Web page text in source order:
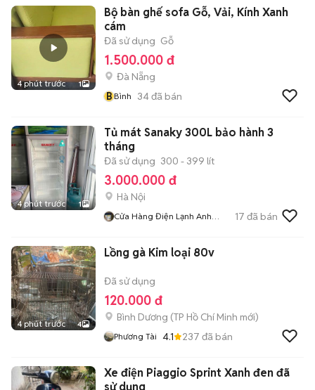
4 phút trước 1
Bộ bàn ghế sofa Gỗ, Vải, Kính Xanh
cám
Đã sử dụng Gỗ
1.500.000 đ
Đà Nẵng
BBình 34đã bán
4 phút trước 1
Tủ mát Sanaky 300L bảo hành 3
tháng
Đã sử dụng 300 - 399 lít
3.000.000 đ
Hà Nội
Cửa Hàng Điện Lạnh Anh
17 đã bán
4 phút trước 4
Lồng gà Kim loại 80v
Đã sử dụng
120.000 đ
Bình Dương (TP Hồ Chí Minh mới)
Phương Tài 4.1 237 đã bán
Xe điện Piaggio Sprint Xanh đen đã
sử dụng